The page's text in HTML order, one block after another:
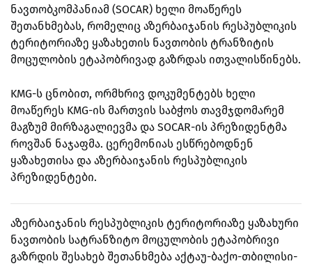
ნავთობკომპანიამ (SOCAR) ხელი მოაწერეს
შეთანხმებას, რომელიც აზერბაიჯანის რესპუბლიკის
ტერიტორიაზე ყაზახეთის ნავთობის ტრანზიტის
მოცულობის ეტაპობრივად გაზრდას ითვალისწინებს.
KMG-ს ცნობით, ორმხრივ დოკუმენტებს ხელი
მოაწერეს KMG-ის მართვის საბჭოს თავმჯდომარემ
მაგზუმ მირზაგალიევმა და SOCAR-ის პრეზიდენტმა
როვშან ნაჯაფმა. ცერემონიას ესწრებოდნენ
ყაზახეთისა და აზერბაიჯანის რესპუბლიკის
პრეზიდენტები.
აზერბაიჯანის რესპუბლიკის ტერიტორიაზე ყაზახური
ნავთობის სატრანზიტო მოცულობის ეტაპობრივი
გაზრდის შესახებ შეთანხმება აქტაუ-ბაქო-თბილისი-